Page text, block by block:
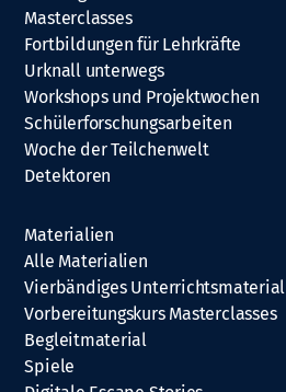
Masterclasses
Fortbildungen für Lehrkräfte
Urknall unterwegs
Workshops und Projektwochen
Schülerforschungsarbeiten
Woche der Teilchenwelt
Detektoren
Materialien
Alle Materialien
Vierbändiges Unterrichtsmaterial
Vorbereitungskurs Masterclasses
Begleitmaterial
Spiele